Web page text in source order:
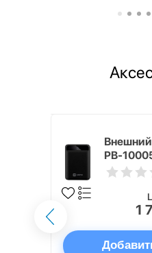
Внешний
PB-
1